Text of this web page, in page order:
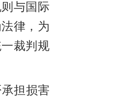
与国际
律，为
裁判规
担损害